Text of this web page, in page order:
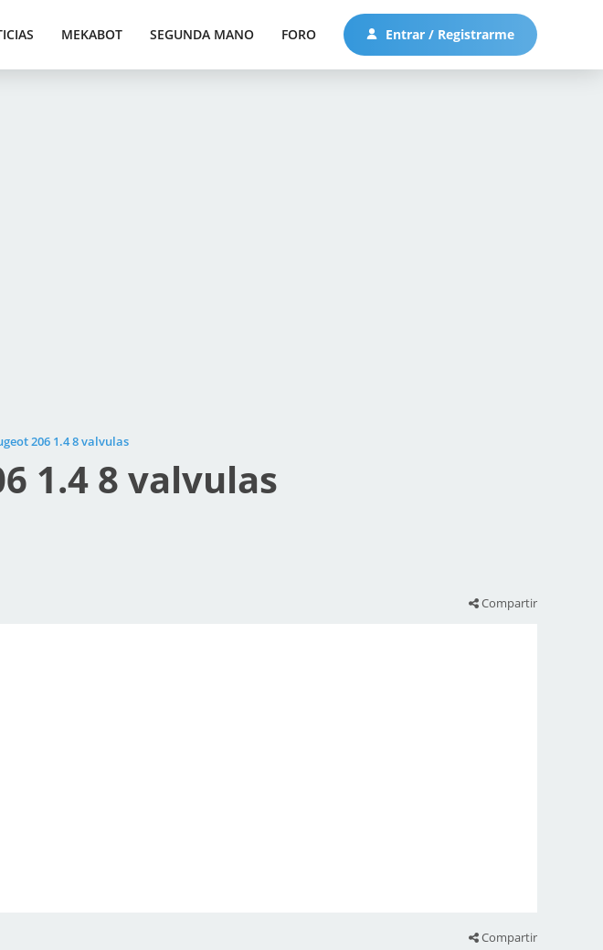
MEKABOT SEGUNDA MANO FORO Entrar / Registrarme
206 1.4 8 valvulas
1.4 8 valvulas
Compartir
Compartir